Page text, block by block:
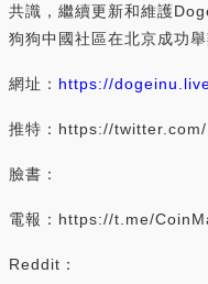
共識，繼續更新和維護
狗狗中國社區在北京成功
網址： https://
推特：https://
臉書：
電報：https://t.me/
Reddit：